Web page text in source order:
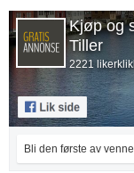
Kjøp og
Tiller
2221
Bli den første av